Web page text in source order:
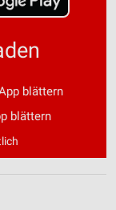
blättern
blättern